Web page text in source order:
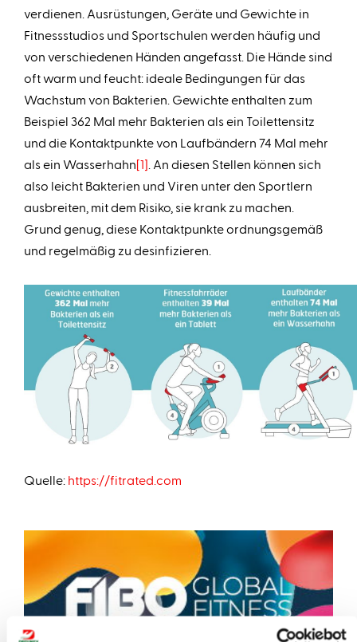
verdienen. Ausrüstungen, Geräte und Gewichte in
Fitnessstudios und Sportschulen werden häufig und
von verschiedenen Händen angefasst. Die Hände sind
oft warm und feucht: ideale Bedingungen für das
Wachstum von Bakterien. Gewichte enthalten zum
Beispiel 362 Mal mehr Bakterien als ein Toilettensitz
und die Kontaktpunkte von Laufbändern 74 Mal mehr
als ein Wasserhahn[1] . An diesen Stellen können sich
also leicht Bakterien und Viren unter den Sportlern
ausbreiten, mit dem Risiko, sie krank zu machen.
Grund genug, diese Kontaktpunkte ordnungsgemäß
und regelmäßig zu desinfizieren.
Quelle: https://fitrated.com